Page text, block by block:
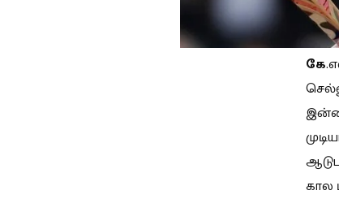
கே
இன்ன
கால